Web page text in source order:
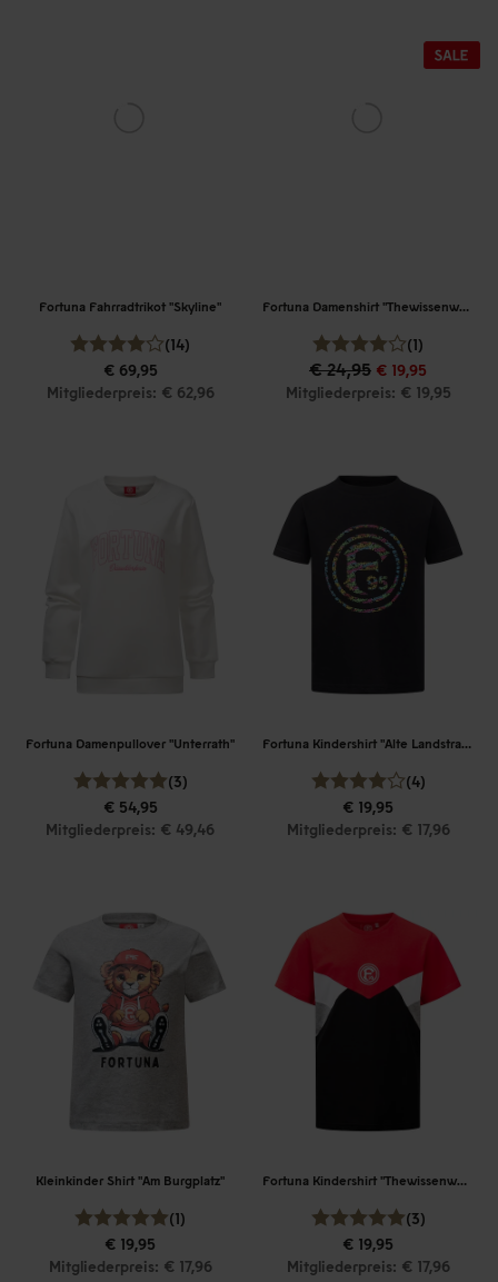
Fortuna Fahrradtrikot "Skyline"
(14)
€ 69,95
Mitgliederpreis: € 62,96
Fortuna Damenshirt "Thewissenweg"
(1)
€ 24,95 € 19,95
Mitgliederpreis: € 19,95
Fortuna Damenpullover "Unterrath"
(3)
€ 54,95
Mitgliederpreis: € 49,46
Fortuna Kindershirt "Alte Landstraße"
(4)
€ 19,95
Mitgliederpreis: € 17,96
Kleinkinder Shirt "Am Burgplatz"
(1)
€ 19,95
Mitgliederpreis: € 17,96
Fortuna Kindershirt "Thewissenweg"
(3)
€ 19,95
Mitgliederpreis: € 17,96